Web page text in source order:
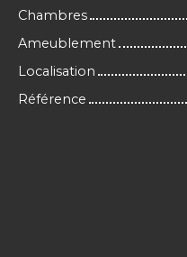
Chambres
Ameublement
Localisation
Référence